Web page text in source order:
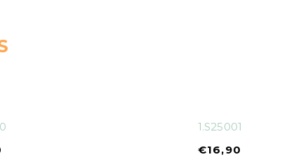
1.S25001
€16,90